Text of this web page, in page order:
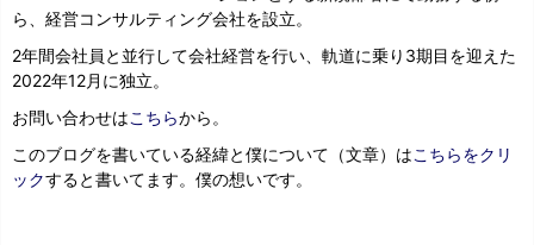
ら、経営コンサルティング会社を設立。
2年間会社員と並行して会社経営を行い、軌道に乗り3期目を迎えた
2022年12月に独立。
お問い合わせはこちらから。
このブログを書いている経緯と僕について（文章）はこちらをクリ
ックすると書いてます。僕の想いです。